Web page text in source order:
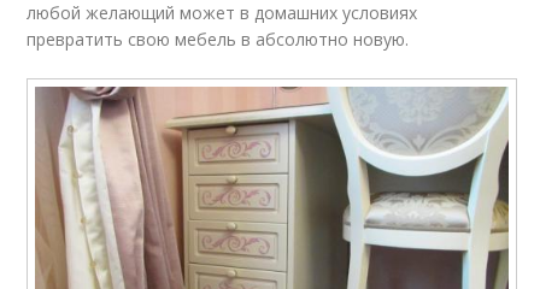
любой желающий может в домашних условиях
превратить свою мебель в абсолютно новую.